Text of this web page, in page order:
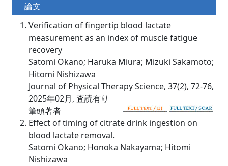
論文
Verification of fingertip blood lactate
measurement as an index of muscle fatigue
recovery
Satomi Okano; Haruka Miura; Mizuki Sakamoto;
Hitomi Nishizawa
Journal of Physical Therapy Science, 37(2), 72-76,
2025年02月, 査読有り
筆頭著者
Effect of timing of citrate drink ingestion on
blood lactate removal.
Satomi Okano; Honoka Nakayama; Hitomi
Nishizawa